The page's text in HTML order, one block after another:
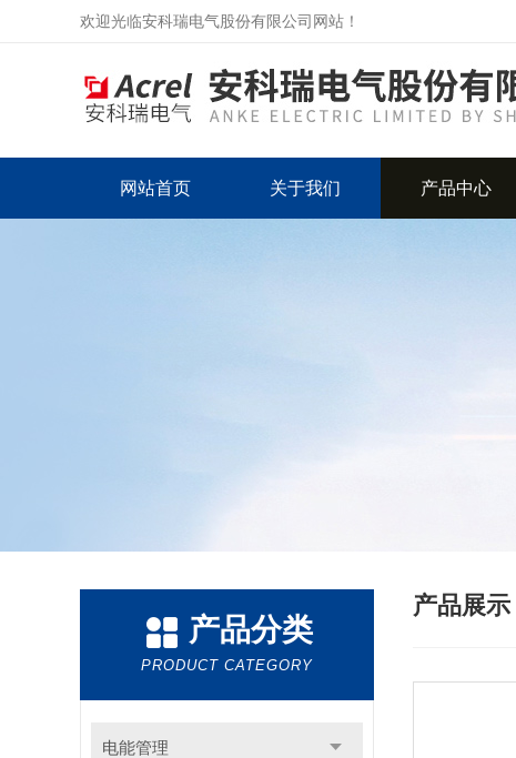
欢迎光临安科瑞电气股份有限公司网站！
网站首页 关于我们 产品中心
产品分类
PRODUCT CATEGORY
电能管理
产品展示